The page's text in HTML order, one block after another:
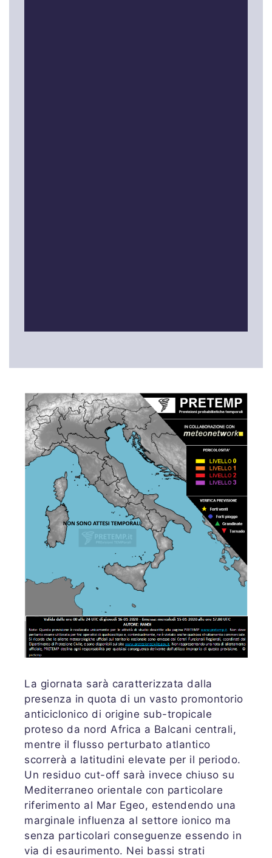
La giornata sarà caratterizzata dalla
presenza in quota di un vasto promontorio
anticiclonico di origine sub-tropicale
proteso da nord Africa a Balcani centrali,
mentre il flusso perturbato atlantico
scorrerà a latitudini elevate per il periodo.
Un residuo cut-off sarà invece chiuso su
Mediterraneo orientale con particolare
riferimento al Mar Egeo, estendendo una
marginale influenza al settore ionico ma
senza particolari conseguenze essendo in
via di esaurimento. Nei bassi strati